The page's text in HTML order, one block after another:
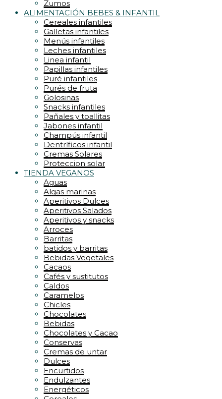
Zumos
ALIMENTACIÓN BEBES & INFANTIL
Cereales infantiles
Galletas infantiles
Menús infantiles
Leches infantiles
Linea infantil
Papillas infantiles
Puré infantiles
Purés de fruta
Golosinas
Snacks infantiles
Pañales y toallitas
Jabones infantil
Champús infantil
Dentríficos infantil
Cremas Solares
Proteccion solar
TIENDA VEGANOS
Aguas
Algas marinas
Aperitivos Dulces
Aperitivos Salados
Aperitivos y snacks
Arroces
Barritas
batidos y barritas
Bebidas Vegetales
Cacaos
Cafés y sustitutos
Caldos
Caramelos
Chicles
Chocolates
Bebidas
Chocolates y Cacao
Conservas
Cremas de untar
Dulces
Encurtidos
Endulzantes
Energéticos